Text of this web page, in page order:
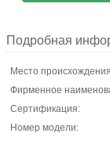
Подробная
Место
Фирменное
Сертификация:
Номер модели: